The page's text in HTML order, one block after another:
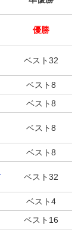
優勝
ベスト32
ベスト8
ベスト8
ベスト8
ベスト8
ベスト32
ベスト4
ベスト16